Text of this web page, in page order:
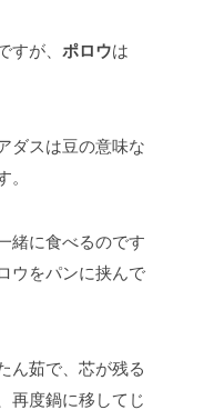
すが、 ポロウは
ダスは豆の意味な
。
緒に食べるのです
ウをパンに挟んで
ん茹で、芯が残る
再度鍋に移してじ